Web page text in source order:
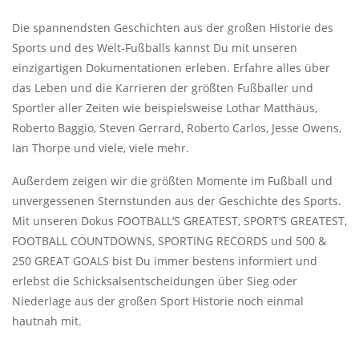
Die spannendsten Geschichten aus der großen Historie des
Sports und des Welt-Fußballs kannst Du mit unseren
einzigartigen Dokumentationen erleben. Erfahre alles über
das Leben und die Karrieren der größten Fußballer und
Sportler aller Zeiten wie beispielsweise Lothar Matthäus,
Roberto Baggio, Steven Gerrard, Roberto Carlos, Jesse Owens,
Ian Thorpe und viele, viele mehr.
Außerdem zeigen wir die größten Momente im Fußball und
unvergessenen Sternstunden aus der Geschichte des Sports.
Mit unseren Dokus FOOTBALL‘S GREATEST, SPORT‘S GREATEST,
FOOTBALL COUNTDOWNS, SPORTING RECORDS und 500 &
250 GREAT GOALS bist Du immer bestens informiert und
erlebst die Schicksalsentscheidungen über Sieg oder
Niederlage aus der großen Sport Historie noch einmal
hautnah mit.